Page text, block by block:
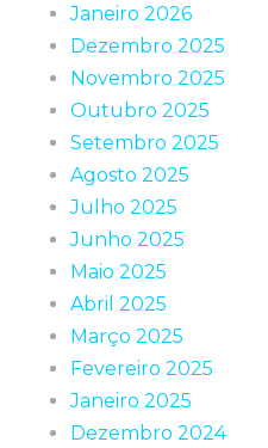
Janeiro 2026
Dezembro 2025
Novembro 2025
Outubro 2025
Setembro 2025
Agosto 2025
Julho 2025
Junho 2025
Maio 2025
Abril 2025
Março 2025
Fevereiro 2025
Janeiro 2025
Dezembro 2024